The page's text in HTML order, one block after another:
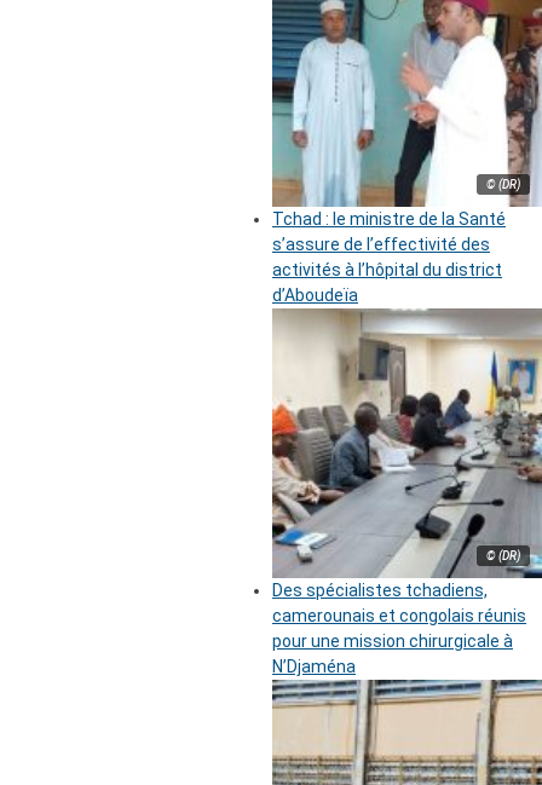
© (DR)
Tchad : le ministre de la Santé
s’assure de l’effectivité des
activités à l’hôpital du district
d’Aboudeïa
© (DR)
Des spécialistes tchadiens,
camerounais et congolais réunis
pour une mission chirurgicale à
N’Djaména